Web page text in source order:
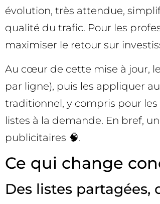
évolution, très attendue,
qualité du trafic. Pour les
maximiser le retour sur
Au cœur de cette mise à jour,
par ligne), puis les appliquer
traditionnel, y compris pour
listes à la demande. En bref,
publicitaires 🧠.
Ce qui change
Des listes partagées,